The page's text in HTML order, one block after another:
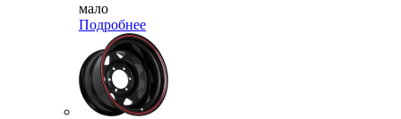
мало
Подробнее